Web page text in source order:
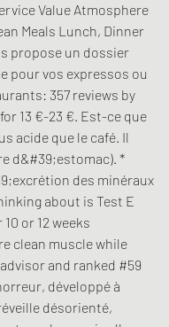
Value Atmosphere
Meals Lunch, Dinner
propose un dossier
pour vos expressos ou
357 reviews by
13 €-23 €. Est-ce que
acide que le café. Il
d&#39;estomac). *
des minéraux
about is Test E
or 12 weeks
clean muscle while
and ranked #59
développé à
désorienté,